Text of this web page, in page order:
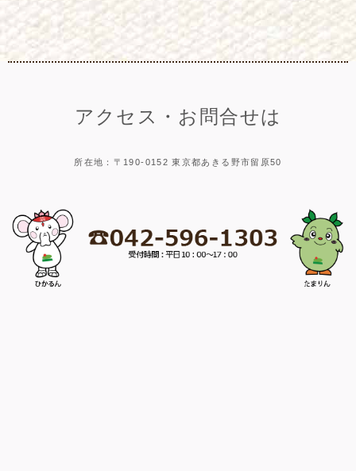
アクセス・お問合せは
所在地：〒190-0152 東京都あきる野市留原50